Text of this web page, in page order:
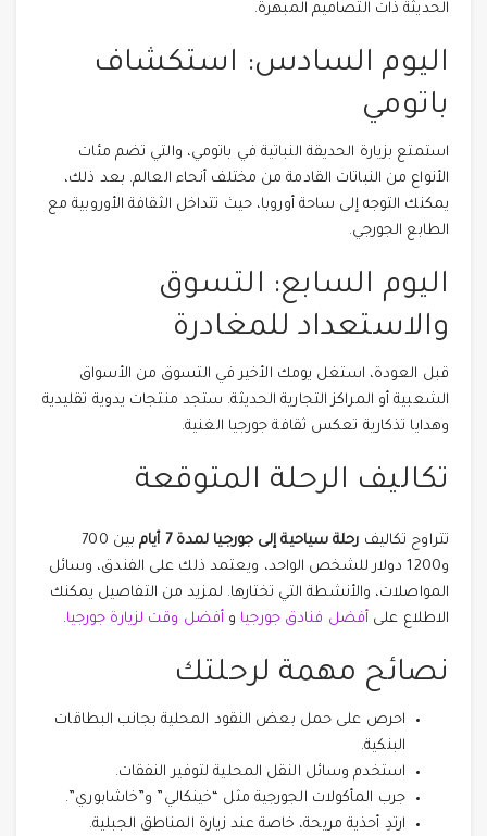
الحديثة ذات التصاميم المبهرة.
اليوم السادس: استكشاف
باتومي
استمتع بزيارة الحديقة النباتية في باتومي، والتي تضم مئات
الأنواع من النباتات القادمة من مختلف أنحاء العالم. بعد ذلك،
يمكنك التوجه إلى ساحة أوروبا، حيث تتداخل الثقافة الأوروبية مع
الطابع الجورجي.
اليوم السابع: التسوق
والاستعداد للمغادرة
قبل العودة، استغل يومك الأخير في التسوق من الأسواق
الشعبية أو المراكز التجارية الحديثة. ستجد منتجات يدوية تقليدية
وهدايا تذكارية تعكس ثقافة جورجيا الغنية.
تكاليف الرحلة المتوقعة
تتراوح تكاليف رحلة سياحية إلى جورجيا لمدة 7 أيام
بين 700
و1200 دولار للشخص الواحد، ويعتمد ذلك على الفندق، وسائل
المواصلات، والأنشطة التي تختارها. لمزيد من التفاصيل يمكنك
الاطلاع على أفضل فنادق جورجيا و أفضل وقت لزيارة جورجيا.
نصائح مهمة لرحلتك
احرص على حمل بعض النقود المحلية بجانب البطاقات
البنكية.
استخدم وسائل النقل المحلية لتوفير النفقات.
جرب المأكولات الجورجية مثل “خينكالي” و”خاشابوري”.
ارتدِ أحذية مريحة، خاصة عند زيارة المناطق الجبلية.